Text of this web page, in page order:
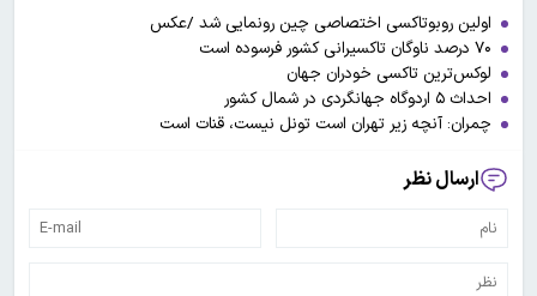
اولین روبوتاکسی اختصاصی چین رونمایی شد /عکس
۷۰ درصد ناوگان تاکسیرانی کشور فرسوده است
لوکس‌ترین تاکسی خودران جهان
احداث ۵ اردوگاه جهانگردی در شمال کشور
چمران: آنچه زیر تهران است تونل نیست، قنات است
ارسال نظر